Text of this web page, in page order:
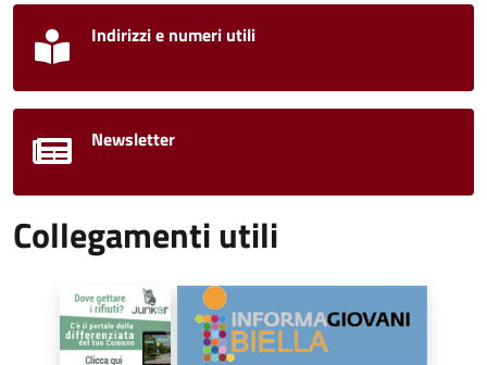
Indirizzi e numeri utili
Newsletter
Collegamenti utili